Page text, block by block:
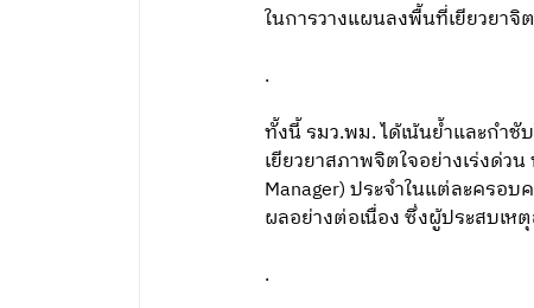
ในการวางแผนลงพื้นที่เยียวยาจิ
.
ทั้งนี้ รมว.พม. ได้เน้นย้ำและกำ
เยียวยาสภาพจิตใจอย่างเร่งด่
Manager) ประจำในแต่ละครอ
ผลอย่างต่อเนื่อง ซึ่งผู้ประสบเห
.